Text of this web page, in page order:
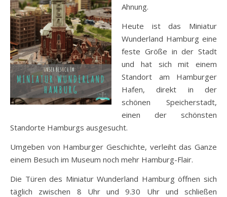
Ahnung.
Heute ist das Miniatur
Wunderland Hamburg eine
feste Größe in der Stadt
und hat sich mit einem
Standort am Hamburger
Hafen, direkt in der
schönen Speicherstadt,
einen der schönsten
Standorte Hamburgs ausgesucht.
Umgeben von Hamburger Geschichte, verleiht das Ganze
einem Besuch im Museum noch mehr Hamburg-Flair.
Die Türen des Miniatur Wunderland Hamburg öffnen sich
täglich zwischen 8 Uhr und 9.30 Uhr und schließen